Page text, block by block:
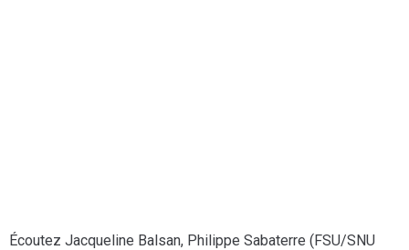
Écoutez Jacqueline Balsan, Philippe Sabaterre (FSU/SNU